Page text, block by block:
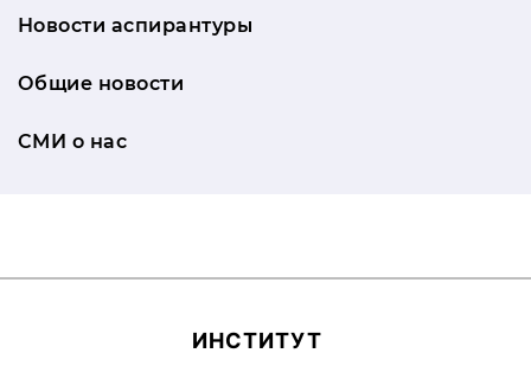
Новости аспирантуры
Общие новости
СМИ о нас
ИН­СТИ­ТУТ